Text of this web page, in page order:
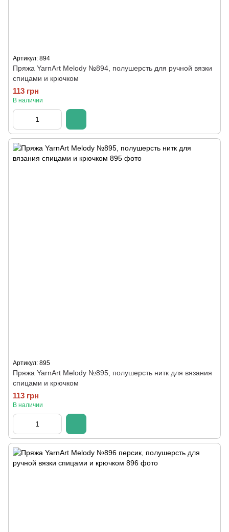
Артикул: 894
Пряжа YarnArt Melody №894, полушерсть для ручной вязки
спицами и крючком
113 грн
В наличии
Артикул: 895
Пряжа YarnArt Melody №895, полушерсть нитк для вязания
спицами и крючком
113 грн
В наличии